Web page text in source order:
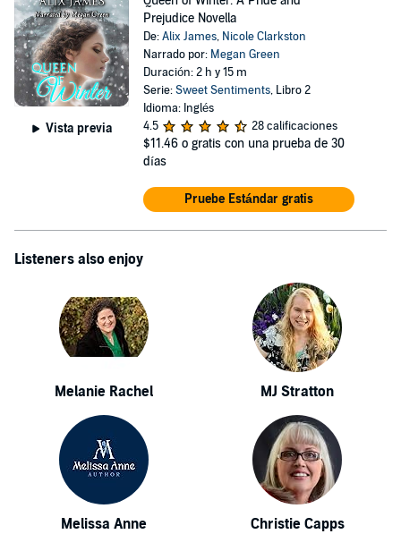
Vista previa
Prejudice Novella
De:Alix James, Nicole Clarkston
Narrado por: Megan Green
Duración: 2 h y 15 m
Serie:Sweet Sentiments, Libro 2
Idioma: Inglés
4.5
28 calificaciones
$11.46 o gratis con una prueba de 30
días
Pruebe Estándar gratis
Listeners also enjoy
Melanie Rachel MJ Stratton
Melissa Anne Christie Capps